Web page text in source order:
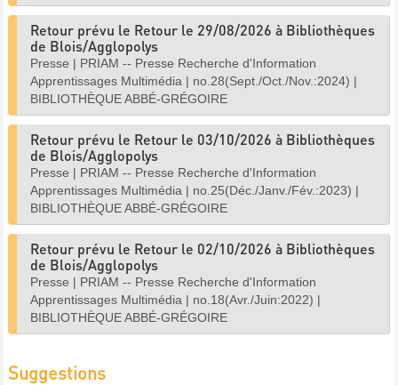
Retour prévu le Retour le 29/08/2026 à Bibliothèques
de Blois/Agglopolys
Presse | PRIAM -- Presse Recherche d'Information
Apprentissages Multimédia | no.28(Sept./Oct./Nov.:2024) |
BIBLIOTHÈQUE ABBÉ-GRÉGOIRE
Retour prévu le Retour le 03/10/2026 à Bibliothèques
de Blois/Agglopolys
Presse | PRIAM -- Presse Recherche d'Information
Apprentissages Multimédia | no.25(Déc./Janv./Fév.:2023) |
BIBLIOTHÈQUE ABBÉ-GRÉGOIRE
Retour prévu le Retour le 02/10/2026 à Bibliothèques
de Blois/Agglopolys
Presse | PRIAM -- Presse Recherche d'Information
Apprentissages Multimédia | no.18(Avr./Juin:2022) |
BIBLIOTHÈQUE ABBÉ-GRÉGOIRE
Suggestions